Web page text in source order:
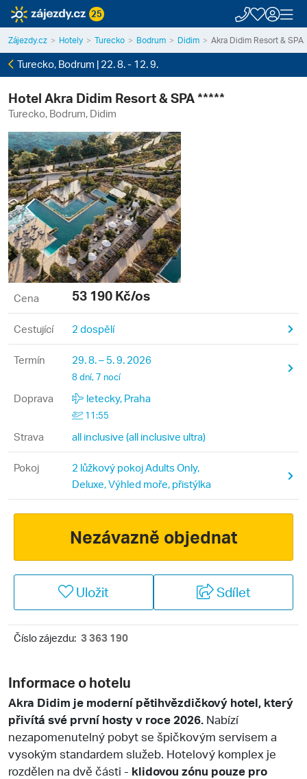
25
Zájezdy.cz Hotely Turecko Bodrum Didim Akra Didim Resort & SPA
Turecko, Bodrum | 22. 8. - 12. 9.
Hotel Akra Didim Resort & SPA *****
Turecko, Bodrum, Didim
Previous
Cena 53 190 Kč/os
Cestující 2 dospělí
Termín 29. 8. – 5. 9. 2026
8 dní, 7 nocí
Doprava letecky, Praha
11:55
Strava all inclusive (all inclusive ultra)
Pokoj
2 lůžkový pokoj Adults Only,
Deluxe, Výhled moře, přistýlka
Nezávazně objednat
Uložit Sdílet
Číslo zájezdu: 3 363 190
Informace o hotelu
Akra Didim je moderní pětihvězdičkový hotel, který
přivítá své první hosty v roce 2026. Nabízí
nezapomenutelný pobyt se špičkovým servisem a
vysokým standardem služeb. Hotelový komplex je
rozdělen na dvě části - klidovou zónu pouze pro